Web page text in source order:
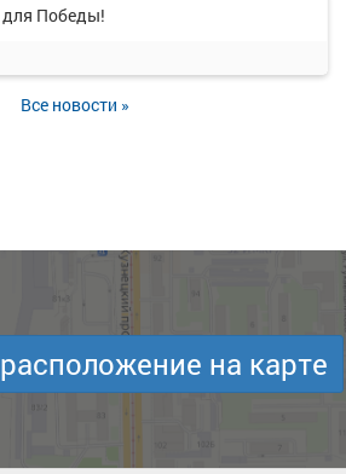
для Победы!
Все новости »
на карте